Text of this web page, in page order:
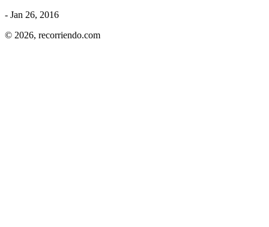
- Jan 26, 2016
© 2026, recorriendo.com